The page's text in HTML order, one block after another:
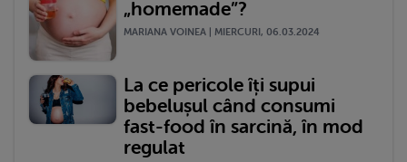
„homemade”?
MARIANA VOINEA | MIERCURI, 06.03.2024
La ce pericole îți supui
bebelușul când consumi
fast-food în sarcină, în mod
regulat